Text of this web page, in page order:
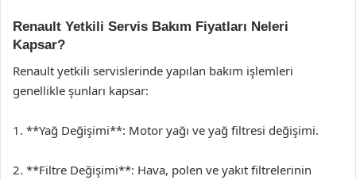
Renault Yetkili Servis Bakım Fiyatları Neleri
Kapsar?
Renault yetkili servislerinde yapılan bakım işlemleri
genellikle şunları kapsar:
1. **Yağ Değişimi**: Motor yağı ve yağ filtresi değişimi.
2. **Filtre Değişimi**: Hava, polen ve yakıt filtrelerinin